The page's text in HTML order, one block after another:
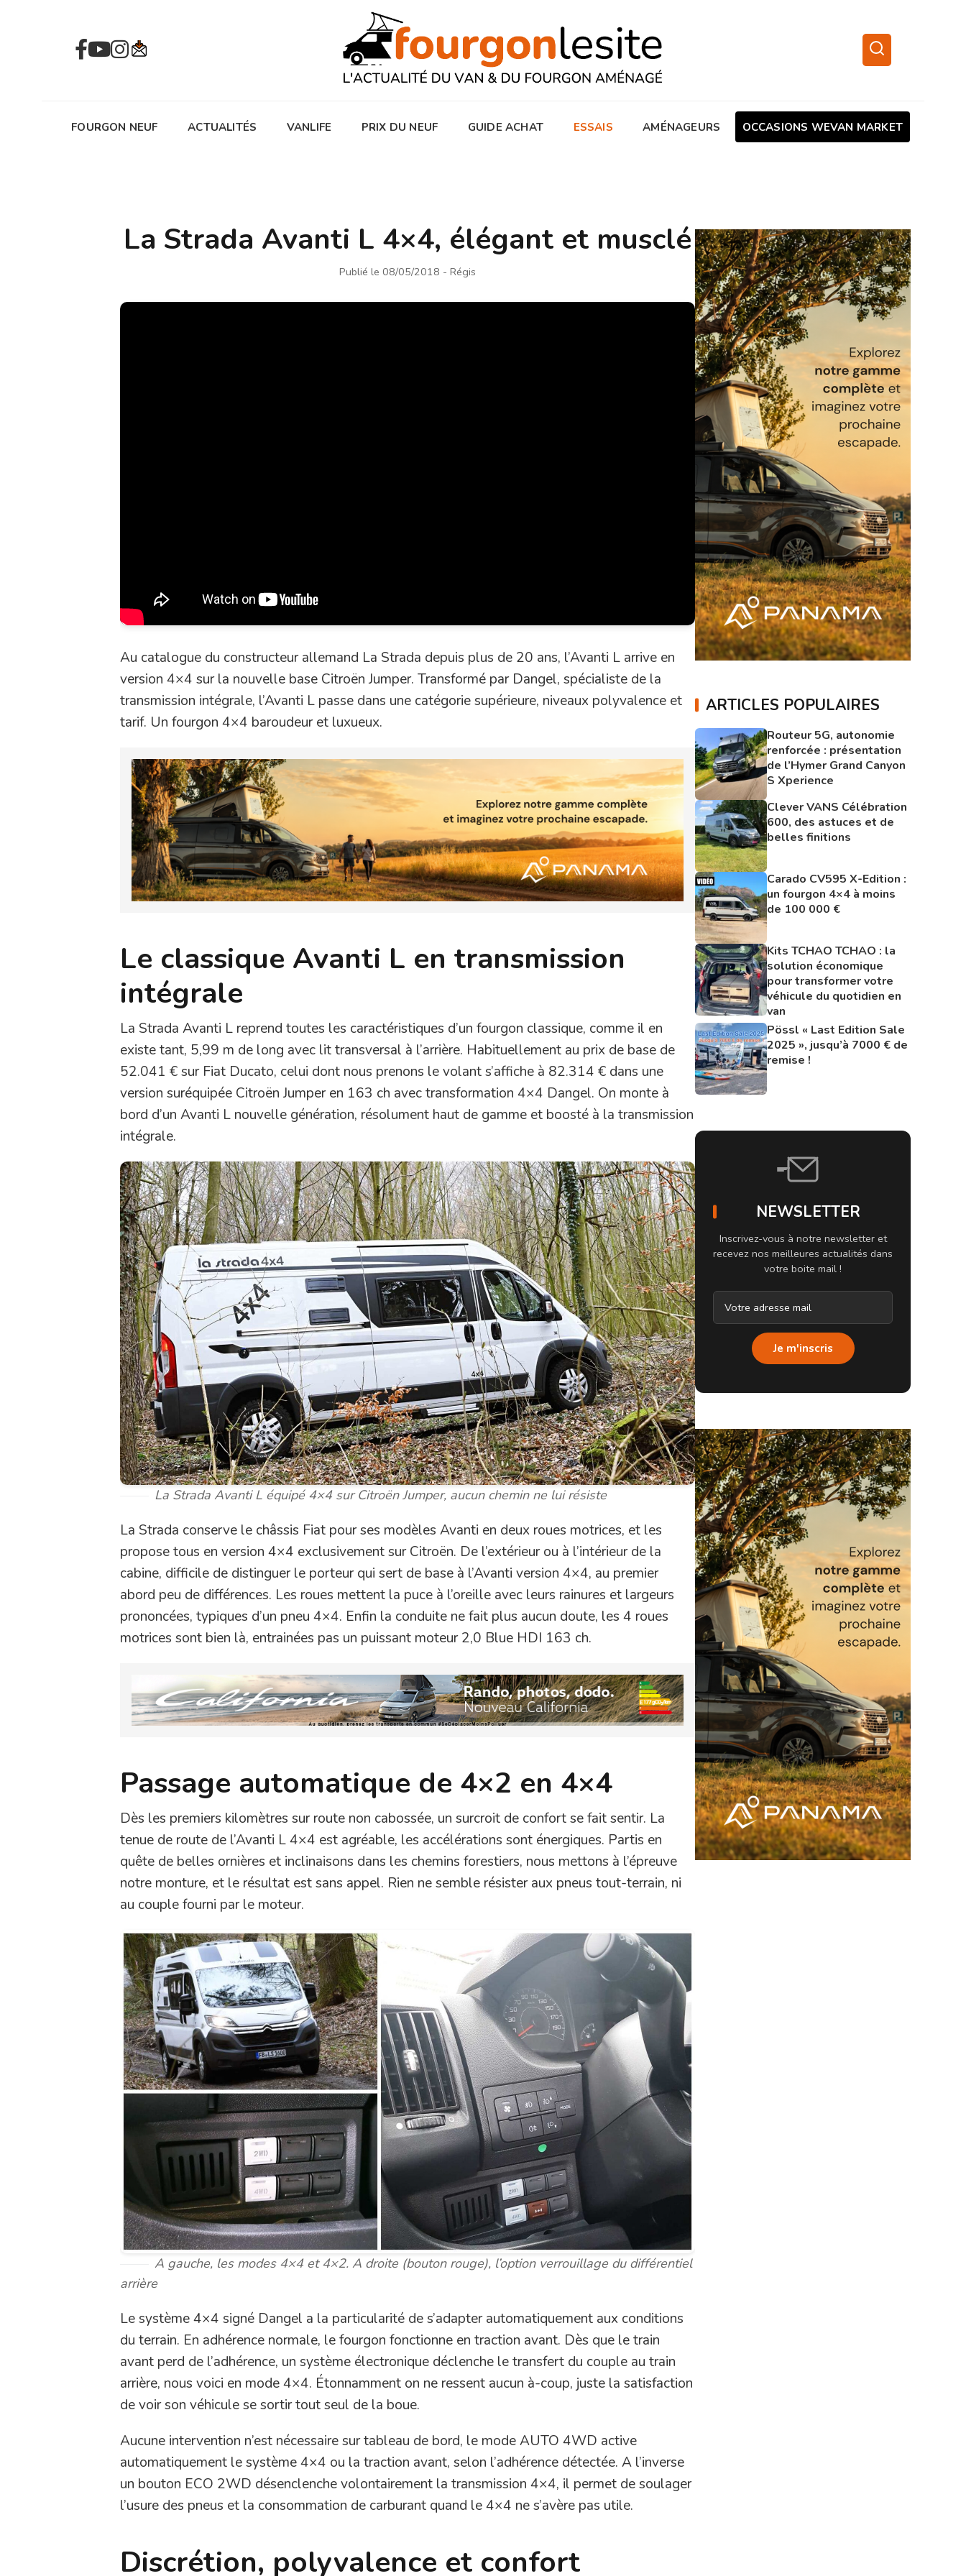
FOURGON NEUF ACTUALITÉS VANLIFE PRIX DU NEUF GUIDE ACHAT ESSAIS AMÉNAGEURS OCCASIONS WEVAN MARKET
La Strada Avanti L 4×4, élégant et musclé
Publié le 08/05/2018 - Régis
Au catalogue du constructeur allemand La Strada depuis plus de 20 ans, l’Avanti L arrive en
version 4×4 sur la nouvelle base Citroën Jumper. Transformé par Dangel, spécialiste de la
transmission intégrale, l’Avanti L passe dans une catégorie supérieure, niveaux polyvalence et
tarif. Un fourgon 4×4 baroudeur et luxueux.
Le classique Avanti L en transmission
intégrale
La Strada Avanti L reprend toutes les caractéristiques d’un fourgon classique, comme il en
existe tant, 5,99 m de long avec lit transversal à l’arrière. Habituellement au prix de base de
52.041 € sur Fiat Ducato, celui dont nous prenons le volant s’affiche à 82.314 € dans une
version suréquipée Citroën Jumper en 163 ch avec transformation 4×4 Dangel. On monte à
bord d’un Avanti L nouvelle génération, résolument haut de gamme et boosté à la transmission
intégrale.
La Strada Avanti L équipé 4×4 sur Citroën Jumper, aucun chemin ne lui résiste
La Strada conserve le châssis Fiat pour ses modèles Avanti en deux roues motrices, et les
propose tous en version 4×4 exclusivement sur Citroën. De l’extérieur ou à l’intérieur de la
cabine, difficile de distinguer le porteur qui sert de base à l’Avanti version 4×4, au premier
abord peu de différences. Les roues mettent la puce à l’oreille avec leurs rainures et largeurs
prononcées, typiques d’un pneu 4×4. Enfin la conduite ne fait plus aucun doute, les 4 roues
motrices sont bien là, entrainées pas un puissant moteur 2,0 Blue HDI 163 ch.
Passage automatique de 4×2 en 4×4
Dès les premiers kilomètres sur route non cabossée, un surcroit de confort se fait sentir. La
tenue de route de l’Avanti L 4×4 est agréable, les accélérations sont énergiques. Partis en
quête de belles ornières et inclinaisons dans les chemins forestiers, nous mettons à l’épreuve
notre monture, et le résultat est sans appel. Rien ne semble résister aux pneus tout-terrain, ni
au couple fourni par le moteur.
A gauche, les modes 4×4 et 4×2. A droite (bouton rouge), l’option verrouillage du différentiel
arrière
Le système 4×4 signé Dangel a la particularité de s’adapter automatiquement aux conditions
du terrain. En adhérence normale, le fourgon fonctionne en traction avant. Dès que le train
avant perd de l’adhérence, un système électronique déclenche le transfert du couple au train
arrière, nous voici en mode 4×4. Étonnamment on ne ressent aucun à-coup, juste la satisfaction
de voir son véhicule se sortir tout seul de la boue.
Aucune intervention n’est nécessaire sur tableau de bord, le mode AUTO 4WD active
automatiquement le système 4×4 ou la traction avant, selon l’adhérence détectée. A l’inverse
un bouton ECO 2WD désenclenche volontairement la transmission 4×4, il permet de soulager
l’usure des pneus et la consommation de carburant quand le 4×4 ne s’avère pas utile.
Discrétion, polyvalence et confort
ARTICLES POPULAIRES
Routeur 5G, autonomie
renforcée : présentation
de l’Hymer Grand Canyon
S Xperience
Clever VANS Célébration
600, des astuces et de
belles finitions
Carado CV595 X-Edition :
un fourgon 4×4 à moins
de 100 000 €
Kits TCHAO TCHAO : la
solution économique
pour transformer votre
véhicule du quotidien en
van
Pössl « Last Edition Sale
2025 », jusqu’à 7000 € de
remise !
NEWSLETTER
Inscrivez-vous à notre newsletter et
recevez nos meilleures actualités dans
votre boite mail !
Je m'inscris